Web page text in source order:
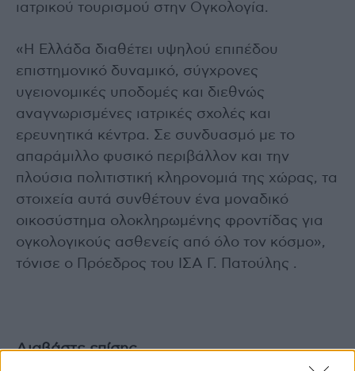
ιατρικού τουρισμού στην Ογκολογία.
«Η Ελλάδα διαθέτει υψηλού επιπέδου
επιστημονικό δυναμικό, σύγχρονες
υγειονομικές υποδομές και διεθνώς
αναγνωρισμένες ιατρικές σχολές και
ερευνητικά κέντρα. Σε συνδυασμό με το
απαράμιλλο φυσικό περιβάλλον και την
πλούσια πολιτιστική κληρονομιά της χώρας, τα
στοιχεία αυτά συνθέτουν ένα μοναδικό
οικοσύστημα ολοκληρωμένης φροντίδας για
ογκολογικούς ασθενείς από όλο τον κόσμο»,
τόνισε ο Πρόεδρος του ΙΣΑ Γ. Πατούλης .
Διαβάστε επίσης